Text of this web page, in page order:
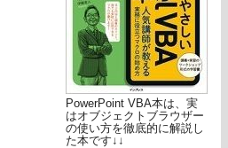
PowerPoint VBA本は、実
はオブジェクトブラウザー
の使い方を徹底的に解説し
た本です↓↓